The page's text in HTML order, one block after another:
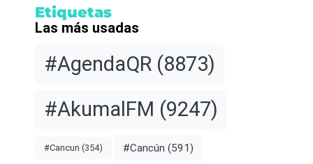
Etiquetas
Las más usadas
#AgendaQR (8873)
#AkumalFM (9247)
#Cancun (354) #Cancún (591)